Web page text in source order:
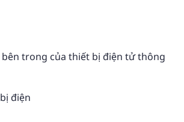
trong của thiết bị điện tử thông
điện